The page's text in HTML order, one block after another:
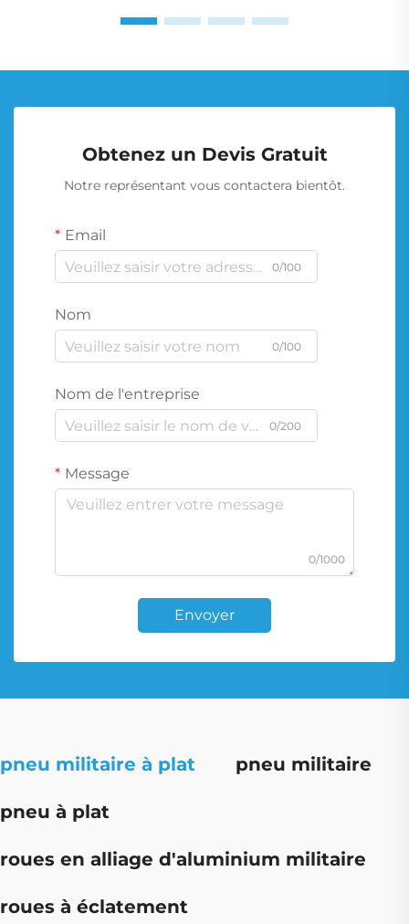
Obtenez un Devis Gratuit
Notre représentant vous contactera bientôt.
Email
0/100
Nom
0/100
Nom de l'entreprise
0/200
Message
0/1000
Envoyer
pneu militaire à plat pneu militaire
pneu à plat
roues en alliage d'aluminium militaire
roues à éclatement